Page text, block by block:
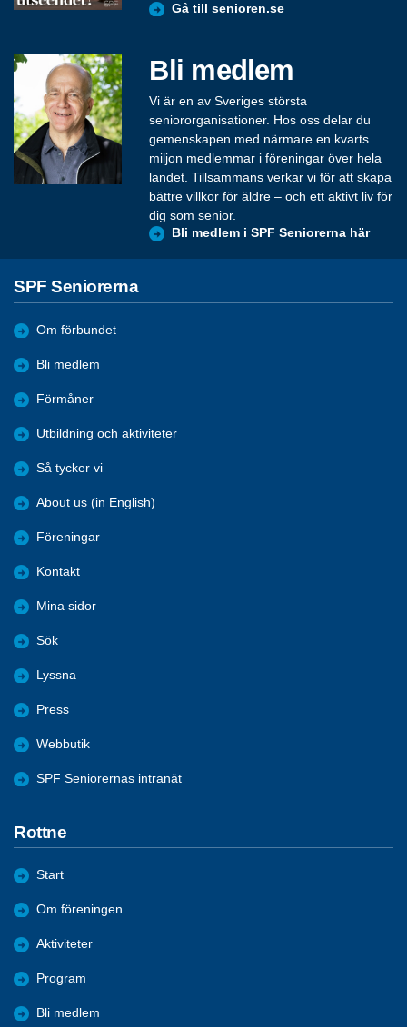
Gå till senioren.se
Bli medlem
Vi är en av Sveriges största
seniororganisationer. Hos oss delar du
gemenskapen med närmare en kvarts
miljon medlemmar i föreningar över hela
landet. Tillsammans verkar vi för att skapa
bättre villkor för äldre – och ett aktivt liv för
dig som senior.
Bli medlem i SPF Seniorerna här
SPF Seniorerna
Om förbundet
Bli medlem
Förmåner
Utbildning och aktiviteter
Så tycker vi
About us (in English)
Föreningar
Kontakt
Mina sidor
Sök
Lyssna
Press
Webbutik
SPF Seniorernas intranät
Rottne
Start
Om föreningen
Aktiviteter
Program
Bli medlem